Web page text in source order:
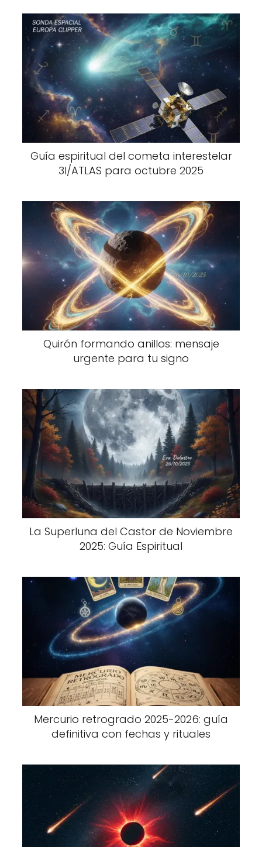
Guía espiritual del cometa interestelar
3I/ATLAS para octubre 2025
Quirón formando anillos: mensaje
urgente para tu signo
La Superluna del Castor de Noviembre
2025: Guía Espiritual
Mercurio retrogrado 2025-2026: guía
definitiva con fechas y rituales